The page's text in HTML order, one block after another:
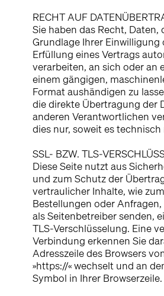
RECHT AUF
Sie haben das Recht, Daten,
Grundlage Ihrer Einwilligung
Erfüllung eines Vertrags
verarbeiten, an sich oder an
einem gängigen,
Format aushändigen zu
die direkte Übertragung der
anderen Verantwortlichen
dies nur, soweit es
SSL- BZW. TLS-
Diese Seite nutzt aus
und zum Schutz der
vertraulicher Inhalte, wie
Bestellungen oder Anfragen,
als Seitenbetreiber senden,
TLS-Verschlüsselung. Eine
Verbindung erkennen Sie
Adresszeile des Browsers
»https://« wechselt und an
Symbol in Ihrer Browserzeile.